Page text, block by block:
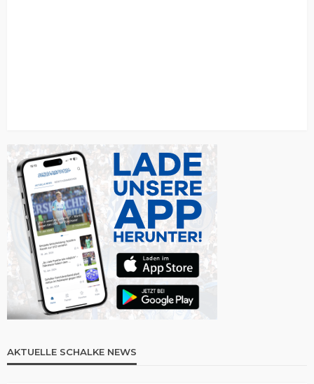
AKTUELLE SCHALKE NEWS